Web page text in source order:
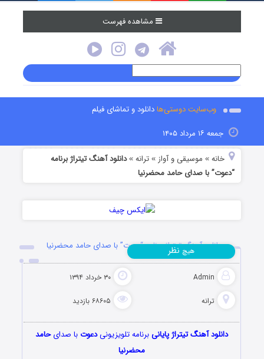
مشاهده فهرست
وب‌سایت دوستی‌هادانلود و تماشای فیلم
جمعه ۱۶ مرداد ۱۴۰۵
خانه » موسیقی و آواز »ترانه »دانلود آهنگ تیتراژ برنامه
“دعوت” با صدای حامد محضرنیا
دانلود آهنگ تیتراژ برنامه “دعوت” با صدای حامد محضرنیا
Admin ۳۰ خرداد ۱۳۹۴
ترانه ۶۸۶۰۵ بازدید
هیچ نظر
دانلود آهنگ تیتراژ پایانیبرنامه تلویزیونیدعوتبا صدایحامد
محضرنیا